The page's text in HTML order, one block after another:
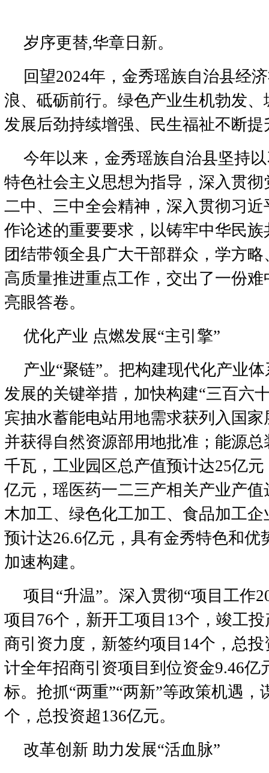
岁序更替,华章日新。
回望2024年，金秀瑶族自治县经
浪、砥砺前行。绿色产业生机勃发
发展后劲持续增强、民生福祉不断
今年以来，金秀瑶族自治县坚持
特色社会主义思想为指导，深入贯
二中、三中全会精神，深入贯彻习
作论述的重要要求，以铸牢中华民
团结带领全县广大干部群众，学方
高质量推进重点工作，交出了一份
亮眼答卷。
优化产业 点燃发展“主引擎”
产业“聚链”。把构建现代化产业
发展的关键举措，加快构建“三百六
宾抽水蓄能电站用地需求获列入国
并获得自然资源部用地批准；能源总
千瓦，工业园区总产值预计达25亿
亿元，瑶医药一二三产相关产业产值
木加工、绿色化工加工、食品加工企
预计达26.6亿元，具有金秀特色和优
加速构建。
项目“升温”。深入贯彻“项目工作
项目76个，新开工项目13个，竣工
商引资力度，新签约项目14个，总
计全年招商引资项目到位资金9.46亿
标。抢抓“两重”“两新”等政策机遇，
个，总投资超136亿元。
改革创新 助力发展“活血脉”